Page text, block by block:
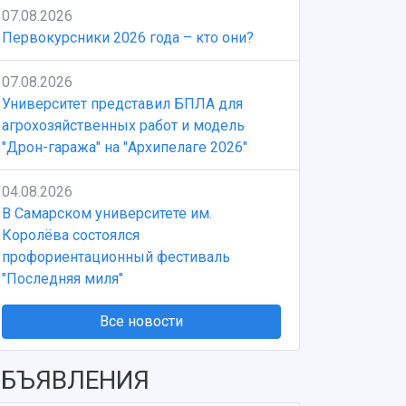
07.08.2026
Первокурсники 2026 года – кто они?
07.08.2026
Университет представил БПЛА для
агрохозяйственных работ и модель
"Дрон-гаража" на "Архипелаге 2026"
04.08.2026
В Самарском университете им.
Королёва состоялся
профориентационный фестиваль
"Последняя миля"
Все новости